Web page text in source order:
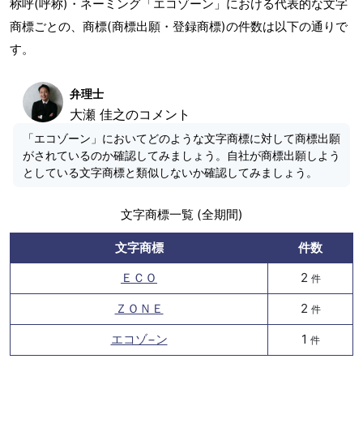
称呼(呼称)・ネーミング「エコゾーン」における代表的な文字
商標ごとの、商標(商標出願・登録商標)の件数は以下の通りで
す。
弁理士
大瀬 佳之のコメント
「エコゾーン」においてどのような文字商標に対して商標出願
がされているのか確認してみましょう。自社が商標出願しよう
としている文字商標と類似しないか確認してみましょう。
文字商標一覧 (全期間)
文字商標
件数
ＥＣＯ
2 件
ＺＯＮＥ 2 件
エコゾ−ン 1 件